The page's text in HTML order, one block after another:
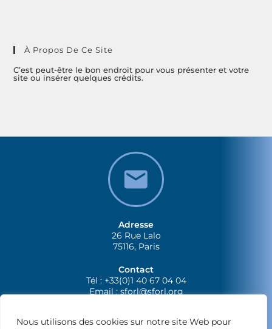
Nous utilisons des cookies sur notre site Web pour
À Propos De Ce Site
C’est peut-être le bon endroit pour vous présenter et votre
site ou insérer quelques crédits.
Adresse
26 Rue Lalo
75116, Paris
Contact
Tél : +33(0)1 40 67 04 04
Email :sforl@sforl.org